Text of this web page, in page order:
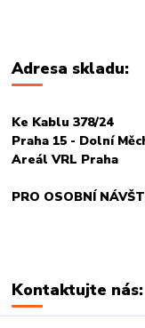
Adresa skladu:
Ke Kablu 378/24
Praha 15 - Dolní
Areál VRL Praha
PRO OSOBNÍ
Kontaktujte nás: